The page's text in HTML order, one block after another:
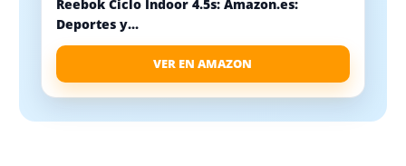
Reebok Ciclo Indoor 4.5s: Amazon.es:
Deportes y...
VER EN AMAZON